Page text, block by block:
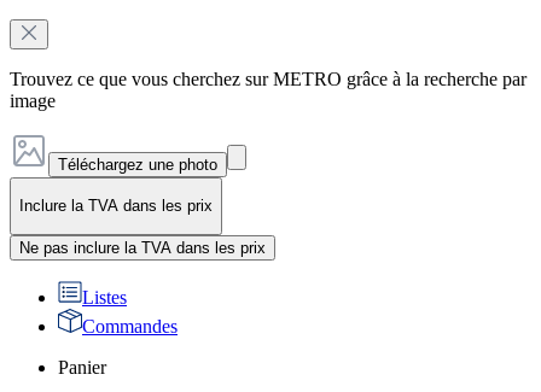
Trouvez ce que vous cherchez sur METRO grâce à la recherche par
image
Téléchargez une photo
Inclure la TVA dans les prix
Ne pas inclure la TVA dans les prix
Listes
Commandes
Panier